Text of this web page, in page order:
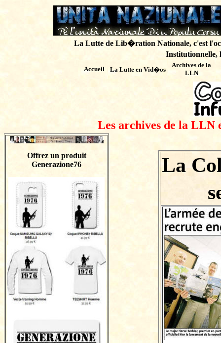
La Lutte de Lib�ration Nationale, c'est
Institutionnelle,
Accueil La Lutte en Vid�os
Archives de la
LLN
Les archives de la LLN
Offrez un produit
Generazione76
La